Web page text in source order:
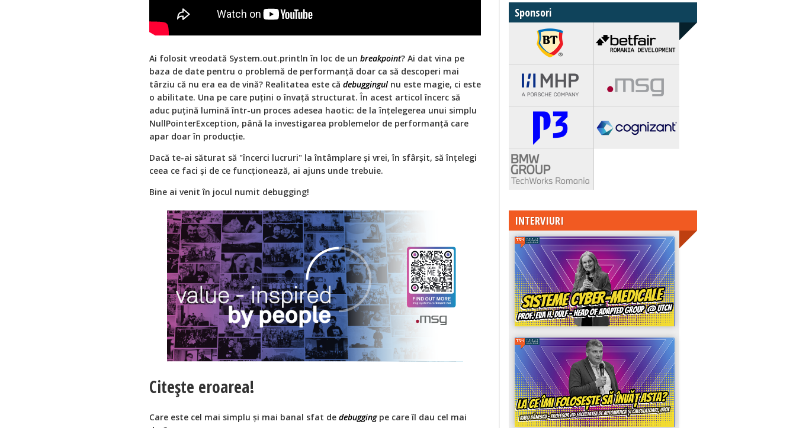
Ai folosit vreodată System.out.println în loc de un breakpoint? Ai dat vina pe
baza de date pentru o problemă de performanță doar ca să descoperi mai
târziu că nu era ea de vină? Realitatea este că debuggingul nu este magie, ci este
o abilitate. Una pe care puțini o învață structurat. În acest articol încerc să
aduc puțină lumină într-un proces adesea haotic: de la înțelegerea unui simplu
NullPointerException, până la investigarea problemelor de performanță care
apar doar în producție.
Dacă te-ai săturat să "încerci lucruri" la întâmplare și vrei, în sfârșit, să înțelegi
ceea ce faci și de ce funcționează, ai ajuns unde trebuie.
Bine ai venit în jocul numit debugging!
Citește eroarea!
Care este cel mai simplu și mai banal sfat de debuggingpe care îl dau cel mai
Sponsori
INTERVIURI